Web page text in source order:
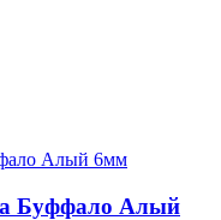
Буффало Алый